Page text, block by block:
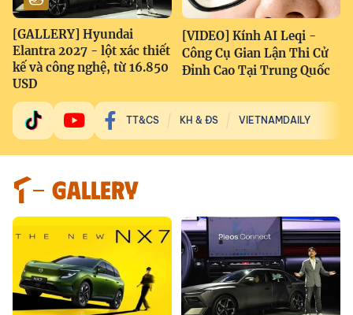
[GALLERY] Hyundai
Elantra 2027 - lột xác thiết
kế và công nghệ, từ 16.850
USD
[VIDEO] Kính AI Leqi -
Công Cụ Gian Lận Thi Cử
Đỉnh Cao Tại Trung Quốc
TT&CS KH & ĐS VIETNAMDAILY
GALLERY